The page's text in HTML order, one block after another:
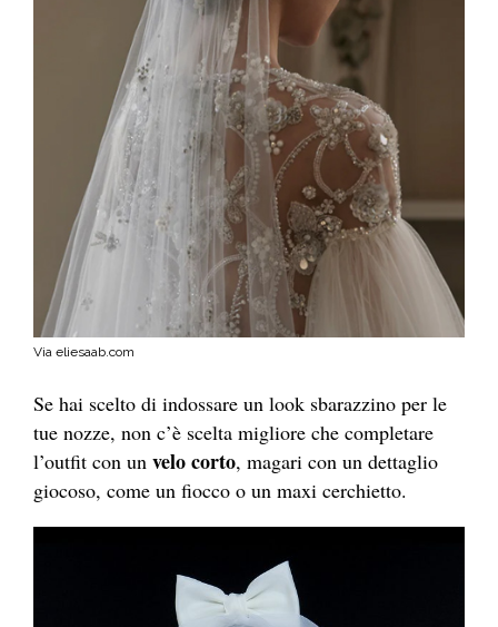
Via eliesaab.com
Se hai scelto di indossare un look sbarazzino per le
tue nozze, non c’è scelta migliore che completare
l’outfit con un velo corto, magari con un dettaglio
giocoso, come un fiocco o un maxi cerchietto.